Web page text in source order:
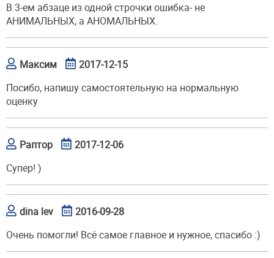
В 3-ем абзаце из одной строчки ошибка- не
АНИМАЛЬНЫХ, а АНОМАЛЬНЫХ.
Максим
2017-12-15
Посибо, напишу самостоятельную на нормальную
оценку
Раптор
2017-12-06
Супер! )
dina lev
2016-09-28
Очень помогли! Всё самое главное и нужное, спасибо :)